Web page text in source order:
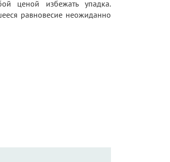
ценой избежать упадка.
равновесие неожиданно